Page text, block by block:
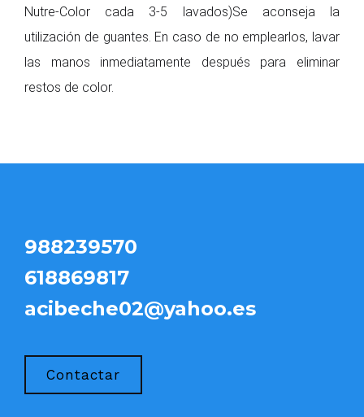
Nutre-Color cada 3-5 lavados)Se aconseja la
utilización de guantes. En caso de no emplearlos, lavar
las manos inmediatamente después para eliminar
restos de color.
988239570
618869817
acibeche02@yahoo.es
Contactar